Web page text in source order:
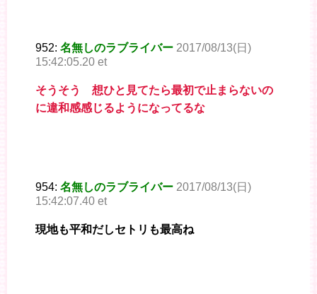
952: 名無しのラブライバー 2017/08/13(日)
15:42:05.20 et
そうそう 想ひと見てたら最初で止まらないの
に違和感感じるようになってるな
954: 名無しのラブライバー 2017/08/13(日)
15:42:07.40 et
現地も平和だしセトリも最高ね